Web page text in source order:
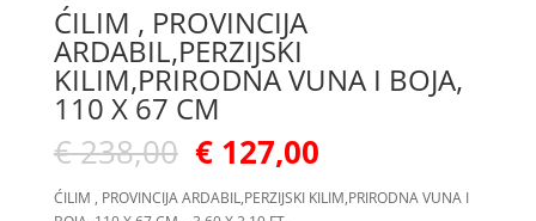
ĆILIM , PROVINCIJA
ARDABIL,PERZIJSKI
KILIM,PRIRODNA VUNA I BOJA,
110 X 67 CM
€238,00 €127,00
ĆILIM , PROVINCIJA ARDABIL,PERZIJSKI KILIM,PRIRODNA VUNA I